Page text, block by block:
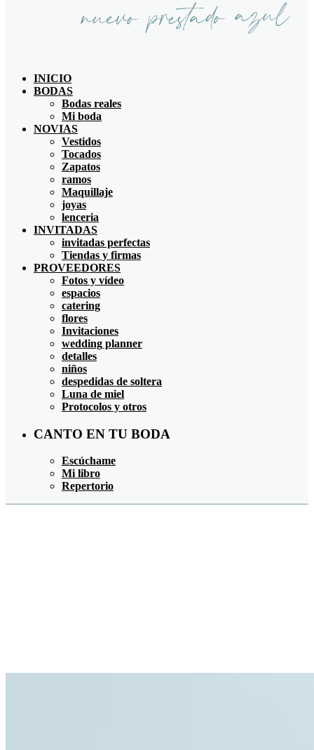
INICIO
BODAS
Bodas reales
Mi boda
NOVIAS
Vestidos
Tocados
Zapatos
ramos
Maquillaje
joyas
lenceria
INVITADAS
invitadas perfectas
Tiendas y firmas
PROVEEDORES
Fotos y vídeo
espacios
catering
flores
Invitaciones
wedding planner
detalles
niños
despedidas de soltera
Luna de miel
Protocolos y otros
CANTO EN TU BODA
Escúchame
Mi libro
Repertorio